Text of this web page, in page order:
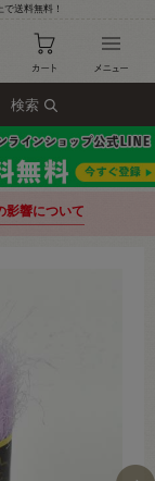
送料無料！
検索
影響について